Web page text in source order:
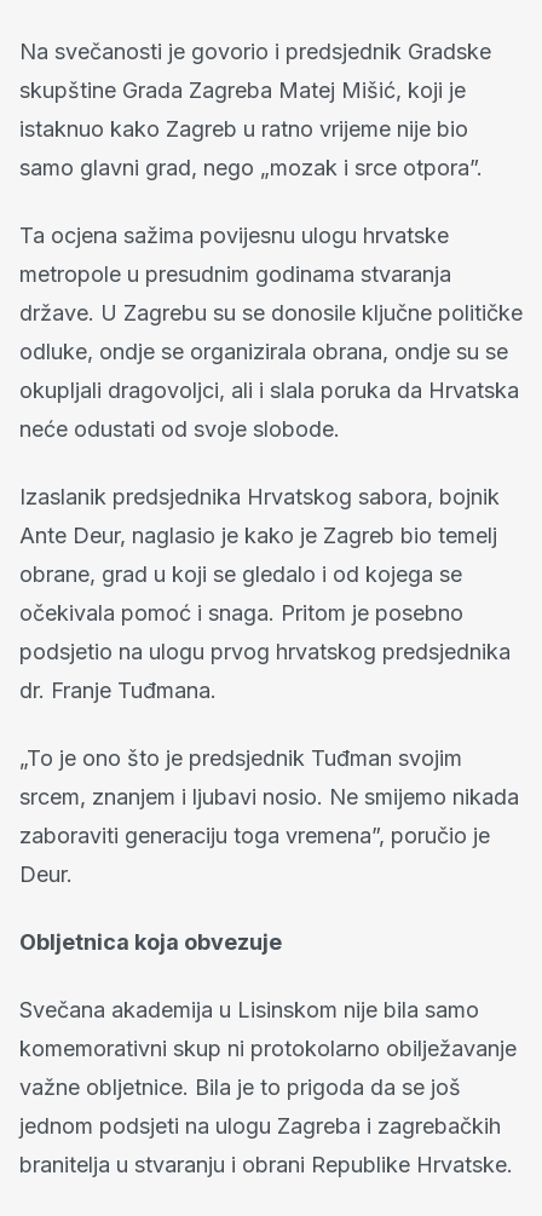
Na svečanosti je govorio i predsjednik Gradske
skupštine Grada Zagreba Matej Mišić, koji je
istaknuo kako Zagreb u ratno vrijeme nije bio
samo glavni grad, nego „mozak i srce otpora”.
Ta ocjena sažima povijesnu ulogu hrvatske
metropole u presudnim godinama stvaranja
države. U Zagrebu su se donosile ključne političke
odluke, ondje se organizirala obrana, ondje su se
okupljali dragovoljci, ali i slala poruka da Hrvatska
neće odustati od svoje slobode.
Izaslanik predsjednika Hrvatskog sabora, bojnik
Ante Deur, naglasio je kako je Zagreb bio temelj
obrane, grad u koji se gledalo i od kojega se
očekivala pomoć i snaga. Pritom je posebno
podsjetio na ulogu prvog hrvatskog predsjednika
dr. Franje Tuđmana.
„To je ono što je predsjednik Tuđman svojim
srcem, znanjem i ljubavi nosio. Ne smijemo nikada
zaboraviti generaciju toga vremena”, poručio je
Deur.
Obljetnica koja obvezuje
Svečana akademija u Lisinskom nije bila samo
komemorativni skup ni protokolarno obilježavanje
važne obljetnice. Bila je to prigoda da se još
jednom podsjeti na ulogu Zagreba i zagrebačkih
branitelja u stvaranju i obrani Republike Hrvatske.